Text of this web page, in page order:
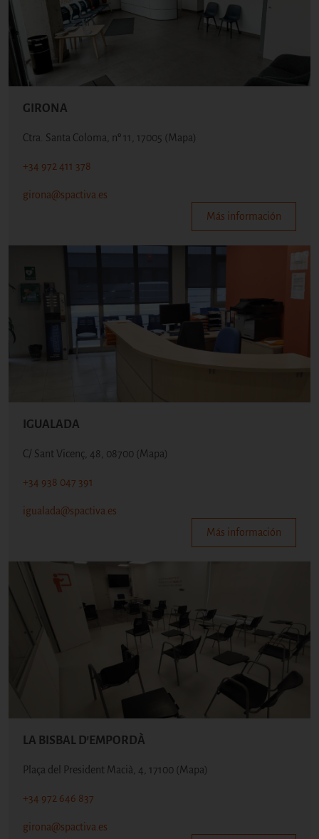
GIRONA
Ctra. Santa Coloma, nº 11, 17005 (Mapa)
+34 972 411 378
girona@spactiva.es
Más información
IGUALADA
C/ Sant Vicenç, 48, 08700 (Mapa)
+34 938 047 391
igualada@spactiva.es
Más información
LA BISBAL D'EMPORDÀ
Plaça del President Macià, 4, 17100 (Mapa)
+34 972 646 837
girona@spactiva.es